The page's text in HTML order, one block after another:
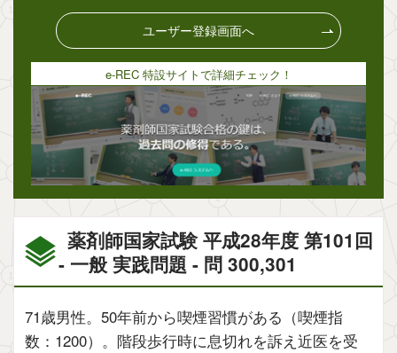
薬剤師国家試験 平成28年度 第101回
- 一般 実践問題 - 問 300,301
71歳男性。50年前から喫煙習慣がある（喫煙指
数：1200）。階段歩行時に息切れを訴え近医を受
ユーザー登録画面へ
e-REC 特設サイトで詳細チェック！